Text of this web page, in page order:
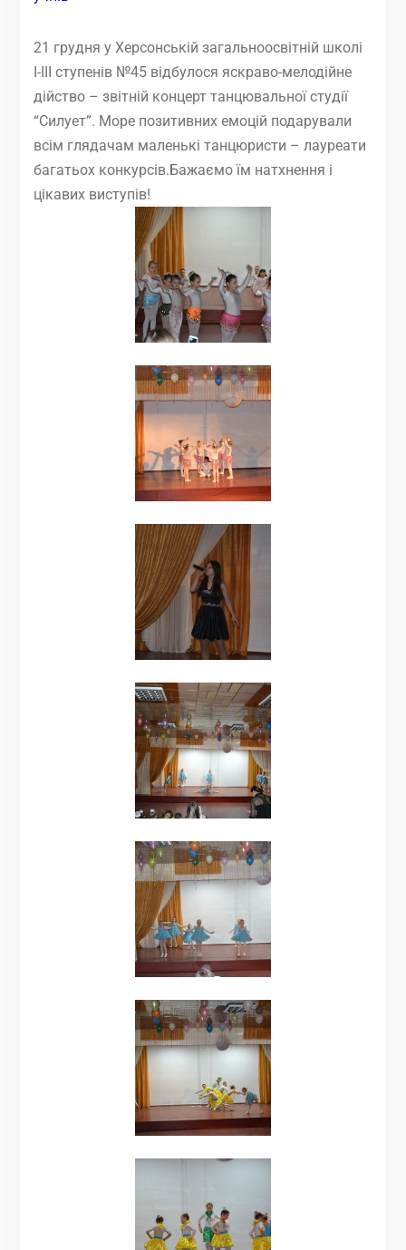
21 грудня у Херсонській загальноосвітній школі
І-ІІІ ступенів №45 відбулося яскраво-мелодійне
дійство – звітній концерт танцювальної студії
“Силует”. Море позитивних емоцій подарували
всім глядачам маленькі танцюристи – лауреати
багатьох конкурсів.Бажаємо їм натхнення і
цікавих виступів!